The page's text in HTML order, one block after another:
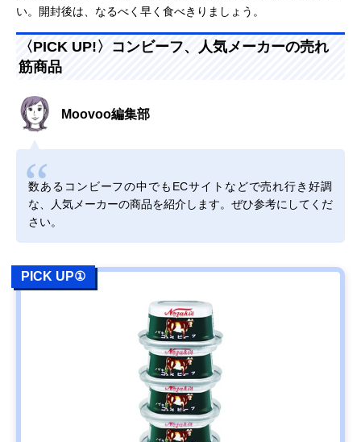
い。開封後は、なるべく早く食べきりましょう。
〈PICK UP!〉コンビーフ、人気メーカーの売れ
筋商品
Moovoo編集部
数あるコンビーフの中でもECサイトなどで売れ行き好調
な、人気メーカーの商品を紹介します。ぜひ参考にしてくだ
さい。
PICK UP①